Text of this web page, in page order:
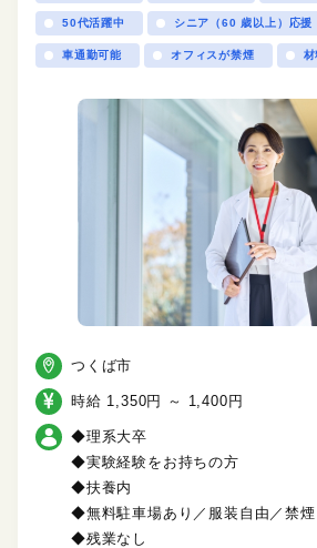
50代活躍中 シニア（60 歳以上）応援
車通勤可能 オフィスが禁煙
つくば市
時給 1,350円 ～ 1,400円
◆理系大卒
◆実験経験をお持ちの方
◆扶養内
◆無料駐車場あり／服装自由／禁煙
◆残業なし